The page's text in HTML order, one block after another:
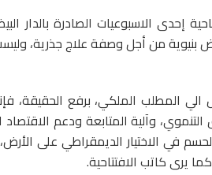
الاسبوعيات الصادرة بالدار
بنيوية من أجل وصفة علاج جذرية،
المطلب الملكي، برفع الحقيقة،
وآلية المتابعة ودعم
في الاختيار الديمقراطي على
يرى كاتب الافتتاحية.